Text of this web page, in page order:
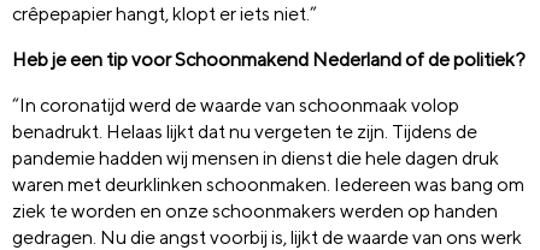
crêpepapier hangt, klopt er iets niet.”
Heb je een tip voor Schoonmakend Nederland of de politiek?
“In coronatijd werd de waarde van schoonmaak volop
benadrukt. Helaas lijkt dat nu vergeten te zijn. Tijdens de
pandemie hadden wij mensen in dienst die hele dagen druk
waren met deurklinken schoonmaken. Iedereen was bang om
ziek te worden en onze schoonmakers werden op handen
gedragen. Nu die angst voorbij is, lijkt de waarde van ons werk